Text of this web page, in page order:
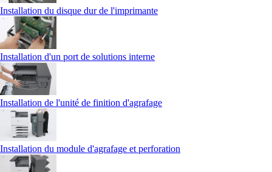
Installation du disque dur de l'imprimante
Installation d'un port de solutions interne
Installation de l'unité de finition d'agrafage
Installation du module d'agrafage et perforation